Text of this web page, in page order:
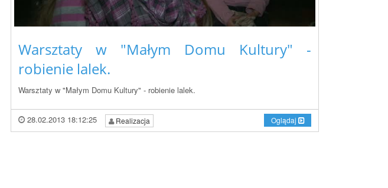
Warsztaty w "Małym Domu Kultury" -
robienie lalek.
Warsztaty w "Małym Domu Kultury" - robienie lalek.
28.02.2013 18:12:25 Realizacja Oglądaj